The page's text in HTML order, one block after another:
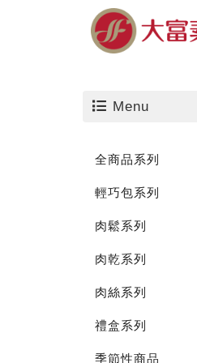
Menu
全商品系列
輕巧包系列
肉鬆系列
肉乾系列
肉絲系列
禮盒系列
季節性商品